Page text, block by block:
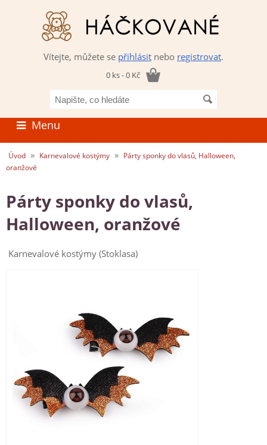
Vítejte, můžete se přihlásit nebo registrovat.
0 ks - 0 Kč
co
hledáte
Menu
Úvod » Karnevalové kostýmy » Párty sponky do vlasů, Halloween,
oranžové
Párty sponky do vlasů,
Halloween, oranžové
Karnevalové kostýmy (Stoklasa)